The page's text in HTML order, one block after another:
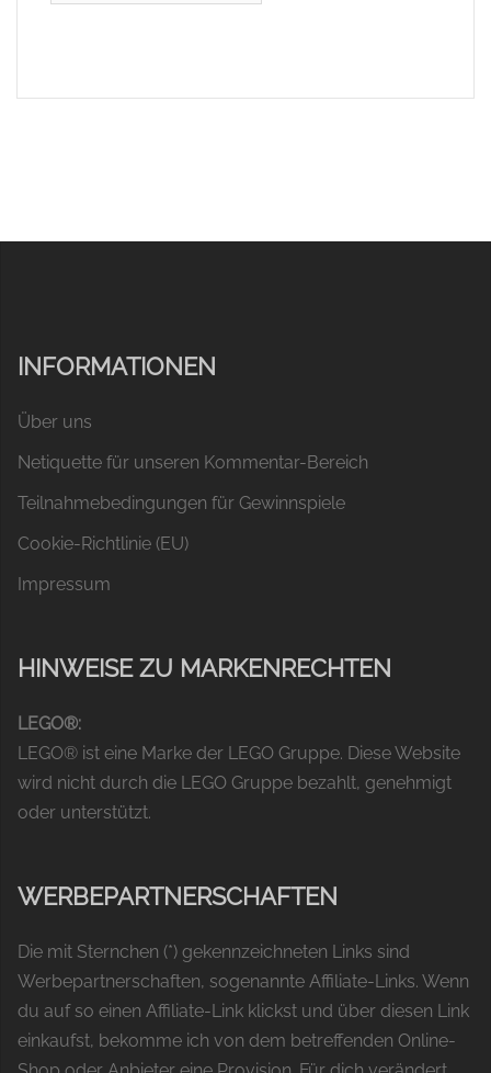
INFORMATIONEN
Über uns
Netiquette für unseren Kommentar-Bereich
Teilnahmebedingungen für Gewinnspiele
Cookie-Richtlinie (EU)
Impressum
HINWEISE ZU MARKENRECHTEN
LEGO®:
LEGO® ist eine Marke der LEGO Gruppe. Diese Website
wird nicht durch die LEGO Gruppe bezahlt, genehmigt
oder unterstützt.
WERBEPARTNERSCHAFTEN
Die mit Sternchen (*) gekennzeichneten Links sind
Werbepartnerschaften, sogenannte Affiliate-Links. Wenn
du auf so einen Affiliate-Link klickst und über diesen Link
einkaufst, bekomme ich von dem betreffenden Online-